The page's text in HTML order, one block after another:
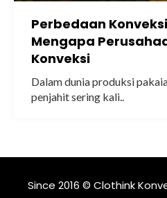
Perbedaan
Mengapa
Konveksi
Dalam dunia produksi
penjahit sering kali..
Since 2016 © Clothink